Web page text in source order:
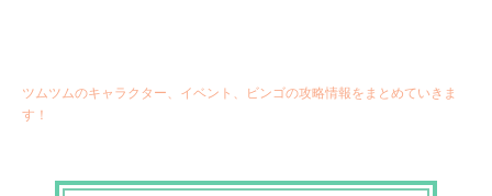
ツムツムのキャラクター、イベント、ビンゴの攻略情報をまとめていきま
す！